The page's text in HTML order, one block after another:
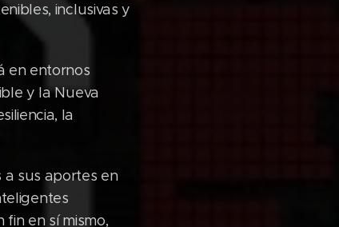
inclusivas y
en entornos
y la Nueva
la
sus aportes en
en sí mismo,